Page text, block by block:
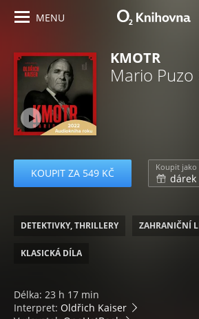
MENU
KMOTR
Mario Puzo
KOUPIT ZA 549 KČ Koupit jako
dárek
DETEKTIVKY, THRILLERY ZAHRANIČNÍ
KLASICKÁ DÍLA
Délka: 23 h 17 min
Interpret: Oldřich Kaiser